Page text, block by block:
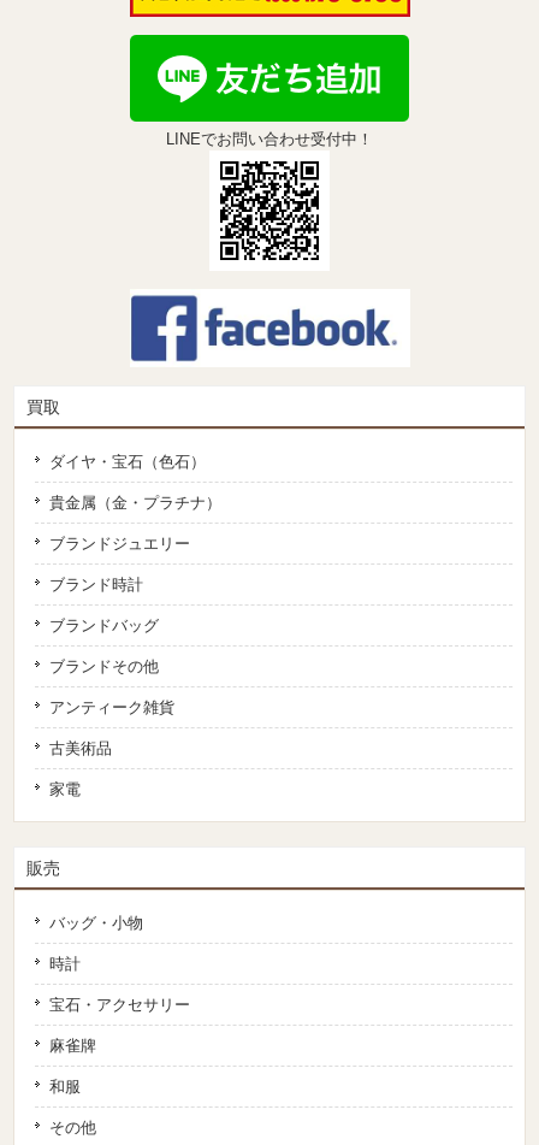
LINEでお問い合わせ受付中！
買取
ダイヤ・宝石（色石）
貴金属（金・プラチナ）
ブランドジュエリー
ブランド時計
ブランドバッグ
ブランドその他
アンティーク雑貨
古美術品
家電
販売
バッグ・小物
時計
宝石・アクセサリー
麻雀牌
和服
その他